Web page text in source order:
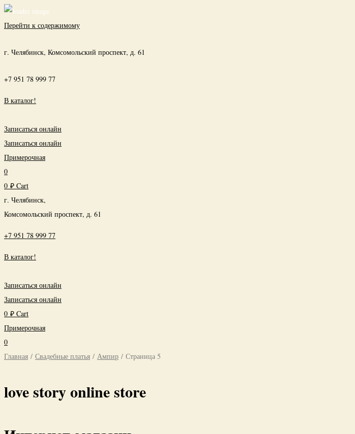
Перейти к содержимому
г. Челябинск, Комсомольский проспект, д. 61
+7 951 78 999 77
В каталог!
Записаться онлайн
Записаться онлайн
Примерочная
0
0 ₽ Cart
г. Челябинск,
Комсомольский проспект, д. 61
+7 951 78 999 77
В каталог!
Записаться онлайн
Записаться онлайн
0 ₽ Cart
Примерочная
0
Главная / Свадебные платья / Ампир / Страница 5
love story online store